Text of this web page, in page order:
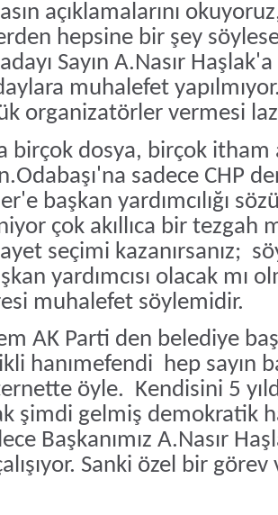
açıklamalarını
hepsine bir şey
Sayın A.Nasır Haşlak'a
muhalefet
organizatörler vermesi
birçok dosya, birçok itham
sadece CHP
başkan yardımcılığı
çok akıllıca bir tezgah
seçimi kazanırsanız;
yardımcısı olacak mı
muhalefet söylemidir.
AK Parti den belediye
hanımefendi hep sayın
öyle. Kendisini 5
şimdi gelmiş demokratik
Başkanımız A.Nasır
Sanki özel bir